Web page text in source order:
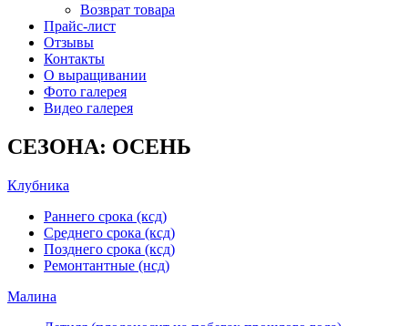
Возврат товара
Прайс-лист
Отзывы
Контакты
О выращивании
Фото галерея
Видео галерея
СЕЗОНА: ОСЕНЬ
Клубника
Раннего срока (ксд)
Среднего срока (ксд)
Позднего срока (ксд)
Ремонтантные (нсд)
Малина